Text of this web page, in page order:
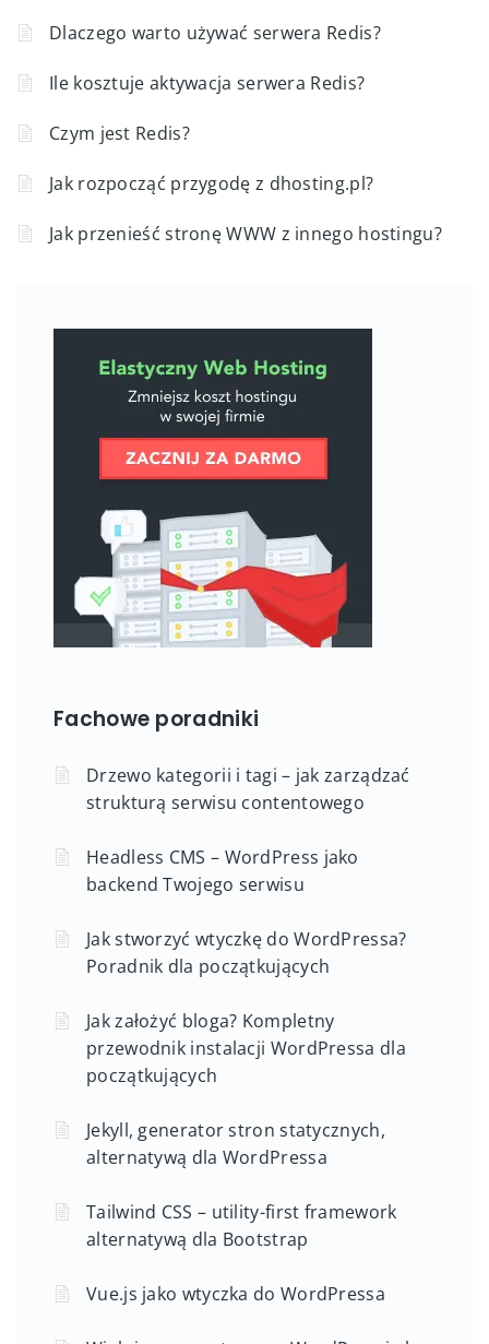
Dlaczego warto używać serwera Redis?
Ile kosztuje aktywacja serwera Redis?
Czym jest Redis?
Jak rozpocząć przygodę z dhosting.pl?
Jak przenieść stronę WWW z innego hostingu?
Fachowe poradniki
Drzewo kategorii i tagi – jak zarządzać
strukturą serwisu contentowego
Headless CMS – WordPress jako
backend Twojego serwisu
Jak stworzyć wtyczkę do WordPressa?
Poradnik dla początkujących
Jak założyć bloga? Kompletny
przewodnik instalacji WordPressa dla
początkujących
Jekyll, generator stron statycznych,
alternatywą dla WordPressa
Tailwind CSS – utility-first framework
alternatywą dla Bootstrap
Vue.js jako wtyczka do WordPressa